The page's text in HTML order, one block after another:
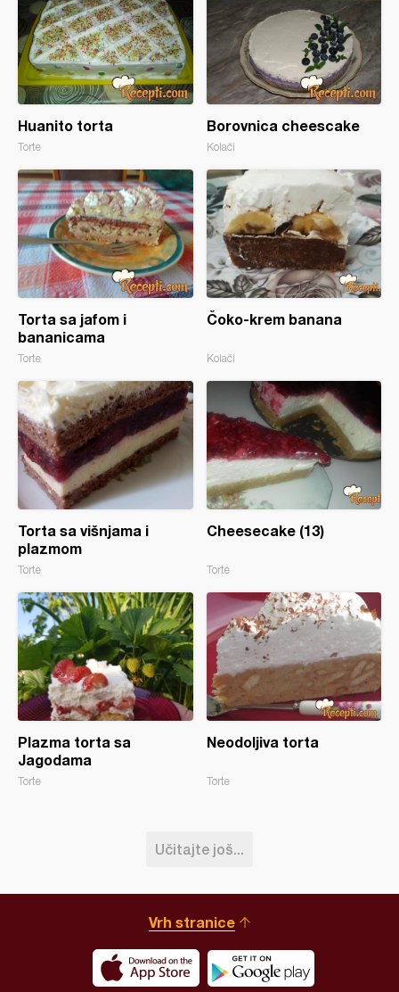
Huanito torta
Torte
Borovnica cheescake
Kolači
Torta sa jafom i
bananicama
Torte
Čoko-krem banana
Kolači
Torta sa višnjama i
plazmom
Torte
Cheesecake (13)
Torte
Plazma torta sa
Jagodama
Torte
Neodoljiva torta
Torte
Učitajte još...
Vrh stranice